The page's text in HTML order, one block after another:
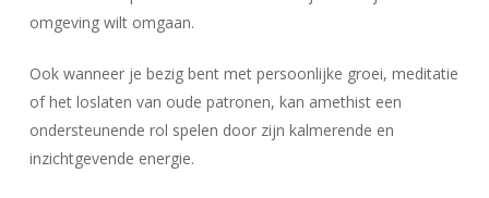
omgeving wilt omgaan.
Ook wanneer je bezig bent met persoonlijke groei, meditatie
of het loslaten van oude patronen, kan amethist een
ondersteunende rol spelen door zijn kalmerende en
inzichtgevende energie.